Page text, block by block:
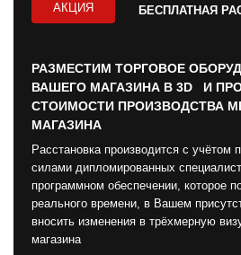
АКЦИЯ БЕСПЛАТНАЯ
РАЗМЕСТИМ ТОРГОВОЕ
ВАШЕГО МАГАЗИНА В 3D И
СТОИМОСТИ ПРОИЗВОДСТВА
МАГАЗИНА
Расстановка производится с учётом
силами дипломированных
программном обеспечении, которое
реального времени, в Вашем
вносить изменения в трёхмерную
магазина